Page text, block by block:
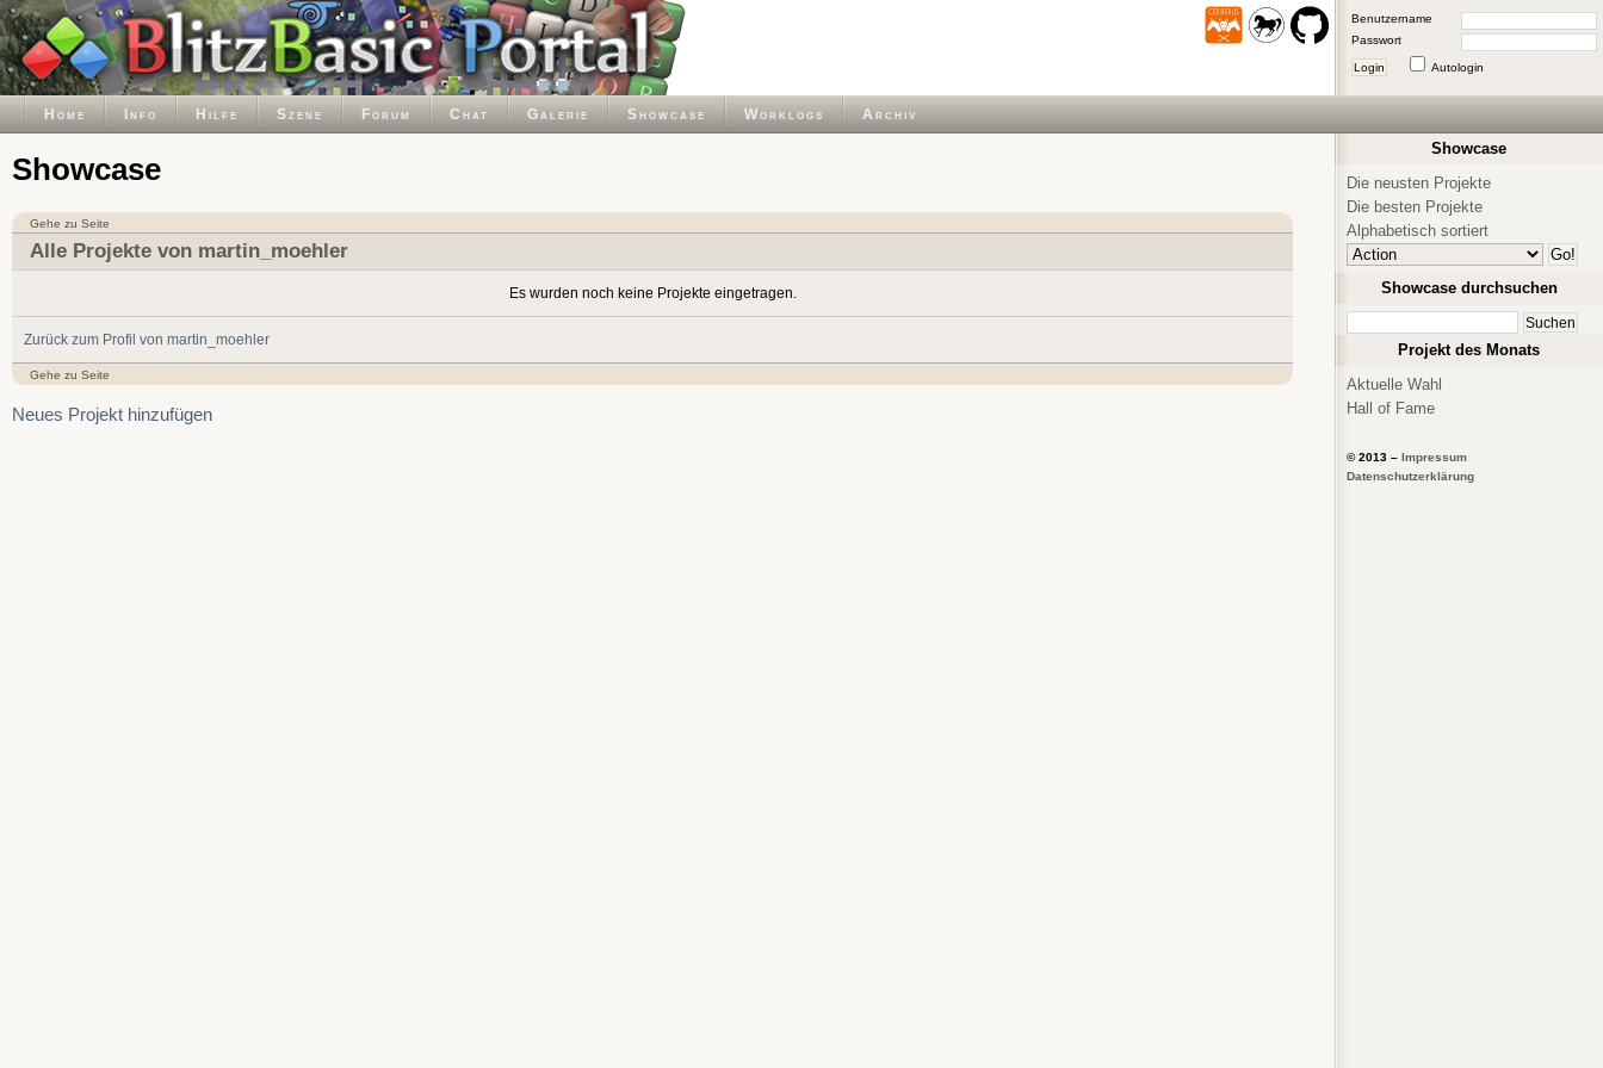
Benutzername
Passwort
Login Autologin
Home Info Hilfe Szene Forum Chat Galerie Showcase Worklogs Archiv
Showcase
Gehe zu Seite
Alle Projekte von martin_moehler
Es wurden noch keine Projekte eingetragen.
Zurück zum Profil von martin_moehler
Gehe zu Seite
Neues Projekt hinzufügen
Showcase
Die neusten Projekte
Die besten Projekte
Alphabetisch sortiert
Showcase durchsuchen
Projekt des Monats
Aktuelle Wahl
Hall of Fame
© 2013 – Impressum
Datenschutzerklärung